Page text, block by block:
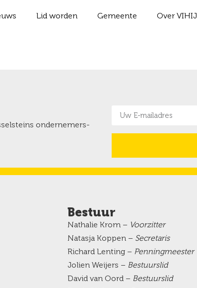
Lid worden Gemeente Over VIHIJ
ondernemers-
Bestuur
Nathalie Krom – Voorzitter
Natasja Koppen – Secretaris
Richard Lenting – Penningmeester
Jolien Weijers – Bestuurslid
David van Oord – Bestuurslid